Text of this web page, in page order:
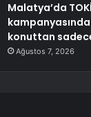
Malatya’da
konuttan
Ağustos 7, 2026